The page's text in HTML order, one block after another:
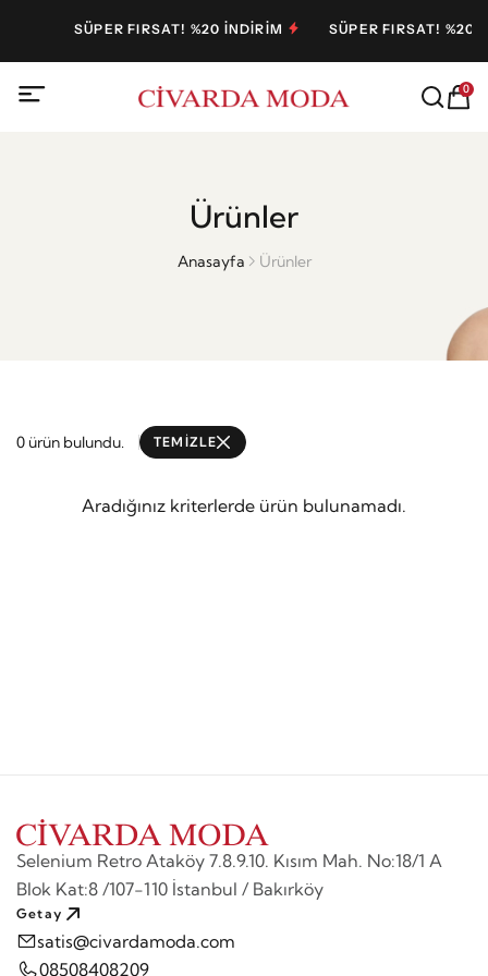
SÜPER FIRSAT! %20 İNDİRİM SÜPER FIRSAT! %20
0
Ürünler
Anasayfa Ürünler
0 ürün bulundu. TEMİZLE
Aradığınız kriterlerde ürün bulunamadı.
Selenium Retro Ataköy 7.8.9.10. Kısım Mah. No:18/1 A
Blok Kat:8 /107-110 İstanbul / Bakırköy
Getay
satis@civardamoda.com
08508408209